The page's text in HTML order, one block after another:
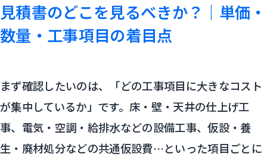
見積書のどこを見るべきか？｜単価・
数量・工事項目の着目点
まず確認したいのは、「どの工事項目に大きなコスト
が集中しているか」です。床・壁・天井の仕上げ工
事、電気・空調・給排水などの設備工事、仮設・養
生・廃材処分などの共通仮設費…といった項目ごとに